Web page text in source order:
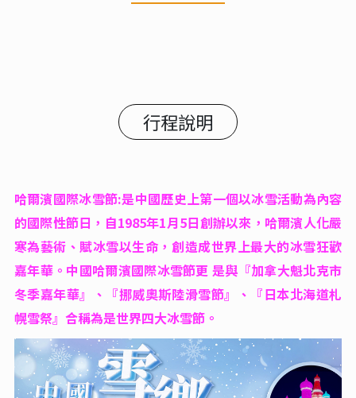
行程說明
哈爾濱國際冰雪節:是中國歷史上第一個以冰雪活動為內容
的國際性節日，自1985年1月5日創辦以來，哈爾濱人化嚴
寒為藝術、賦冰雪以生命，創造成世界上最大的冰雪狂歡
嘉年華。中國哈爾濱國際冰雪節更 是與『加拿大魁北克市
冬季嘉年華』、『挪威奧斯陸滑雪節』、『日本北海道札
幌雪祭』合稱為是世界四大冰雪節。